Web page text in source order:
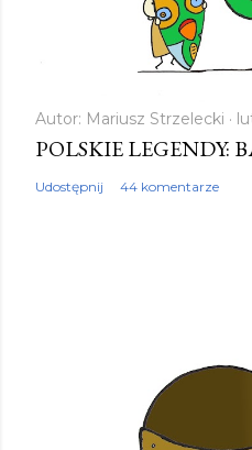
k
o
m
Autor: Mariusz Strzelecki
POLSKIE LEGENDY:
Udostępnij 44 komentarze